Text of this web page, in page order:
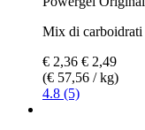
Mix di carboidrati
€ 2,36 € 2,49
(€ 57,56 / kg)
4.8 (5)